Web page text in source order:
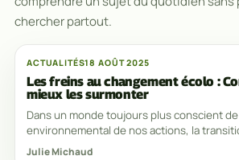
chercher partout.
ACTUALITÉS18 AOÛT 2025
Les freins au changement écolo :
mieux les surmonter
Dans un monde toujours plus conscient
environnemental de nos actions, la
devient une urgence incontournable.
Julie Michaud